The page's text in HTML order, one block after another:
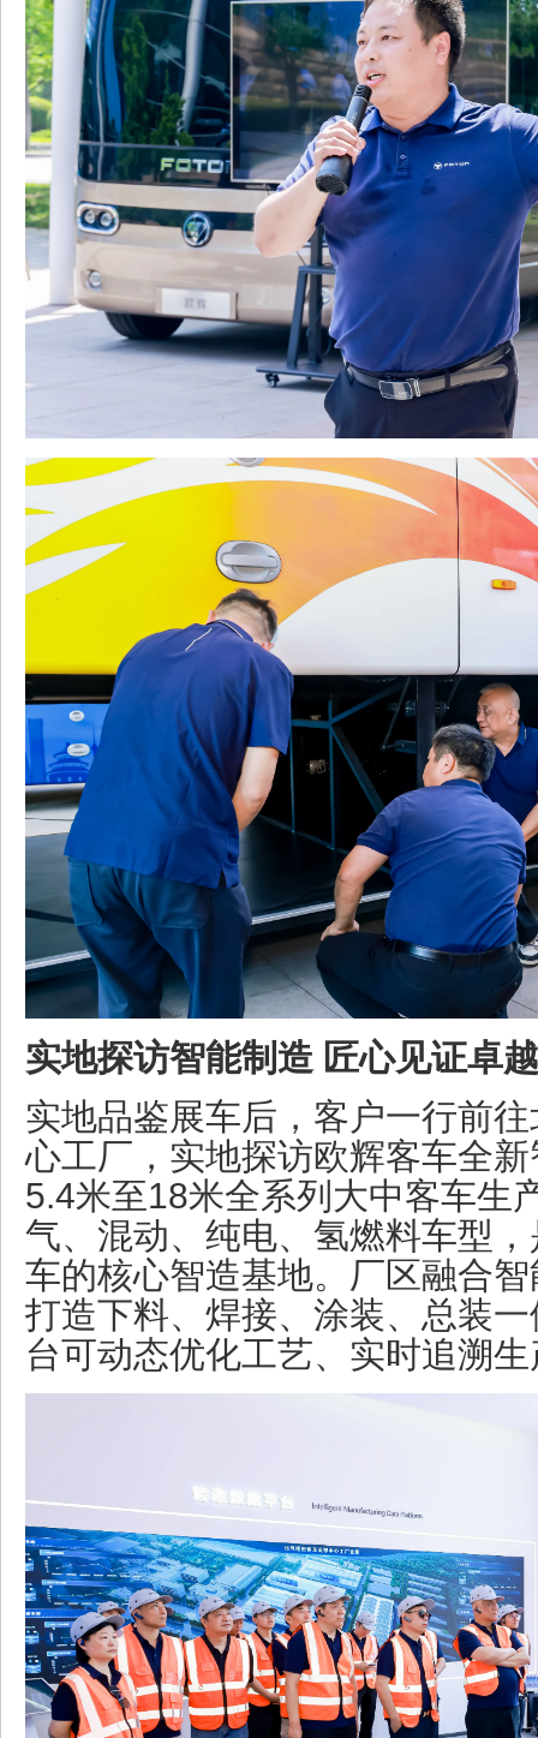
实地探访智能制造 匠心见证卓
实地品鉴展车后，客户一行前
心工厂，实地探访欧辉客车全
5.4米至18米全系列大中客车生
气、混动、纯电、氢燃料车型
车的核心智造基地。厂区融合
打造下料、焊接、涂装、总装
台可动态优化工艺、实时追溯